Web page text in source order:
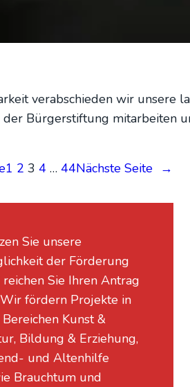
ver­ab­schie­den wir unse­re
Bür­ger­stif­tung mit­ar­bei­ten
1 2 3 4 … 44Nächste Seite →
Sie unsere
der Förderung
Sie Ihren Antrag
fördern Projekte in
Kunst &
Bildung & Erziehung,
und Altenhilfe
Brauchtum und